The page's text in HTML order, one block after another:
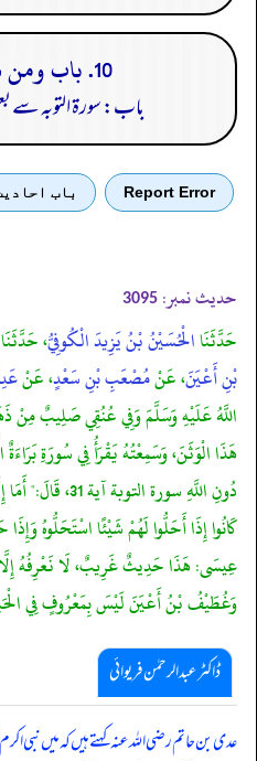
10. باب ومن سورة التوبة
باب: سورۃ التوبہ سے
Report Error باب احادیث
حدیث نمبر: 3095
حَدَّثَنَاالْحُسَيْنُ بْنُ يَزِيدَ الْكُوفِيُّ، حَدَّثَنَا
بْنِ أَعْيَنَ، عَنْمُصْعَبِ بْنِ سَعْدٍ، عَنْ
اللَّهُ عَلَيْهِ وَسَلَّمَ وَفِي عُنُقِي صَلِيبٌ
هَذَا الْوَثَنَ، وَسَمِعْتُهُ يَقْرَأُ فِي سُورَةِ
دُونِ اللَّهِ سورة
كَانُوا إِذَا أَحَلُّوا لَهُمْ شَيْئًا اسْتَحَلُّوهُ
عِيسَى: هَذَا حَدِيثٌ غَرِيبٌ، لَا نَعْرِفُهُ
وَغُطَيْفُ بْنُ أَعْيَنَ لَيْسَ بِمَعْرُوفٍ فِي
ڈاکٹر عبدالرحمٰن فریوائی
عدی بن حاتم رضی الله عنہ کہتے ہیں کہمیں نبی اکرم